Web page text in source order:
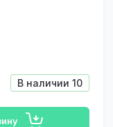
В наличии 10